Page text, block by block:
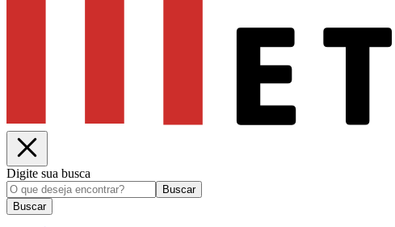
Digite sua busca
Buscar
Buscar